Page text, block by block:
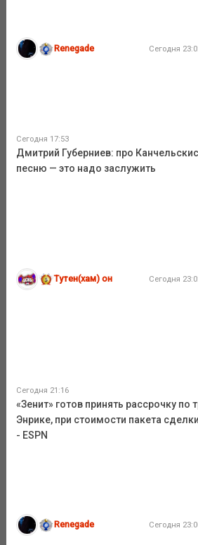
Renegade Сегодня
Сегодня 17:53
Дмитрий Губерниев: про
песню — это надо заслужить
Тутен(хам) он Сегодня
Сегодня 21:16
«Зенит» готов принять рассрочку по
Энрике, при стоимости пакета
- ESPN
Renegade Сегодня